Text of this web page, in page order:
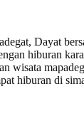
Dayat
hiburan
wisata
hiburan di